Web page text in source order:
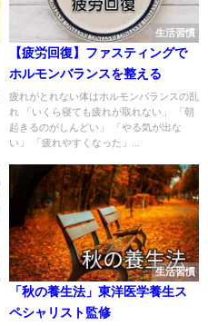
生活習慣
【疲労回復】ファスティングで
ホルモンバランスを整える
疲れがとれない体はホルモンバランスの乱
れ 「いくら寝ても疲れが取れない」 「朝
起きるのがしんどい」 「やる気が出な
い」 「疲れやすくなった」...
生活習慣
「秋の養生法」東洋医学養生ス
ペシャリスト監修